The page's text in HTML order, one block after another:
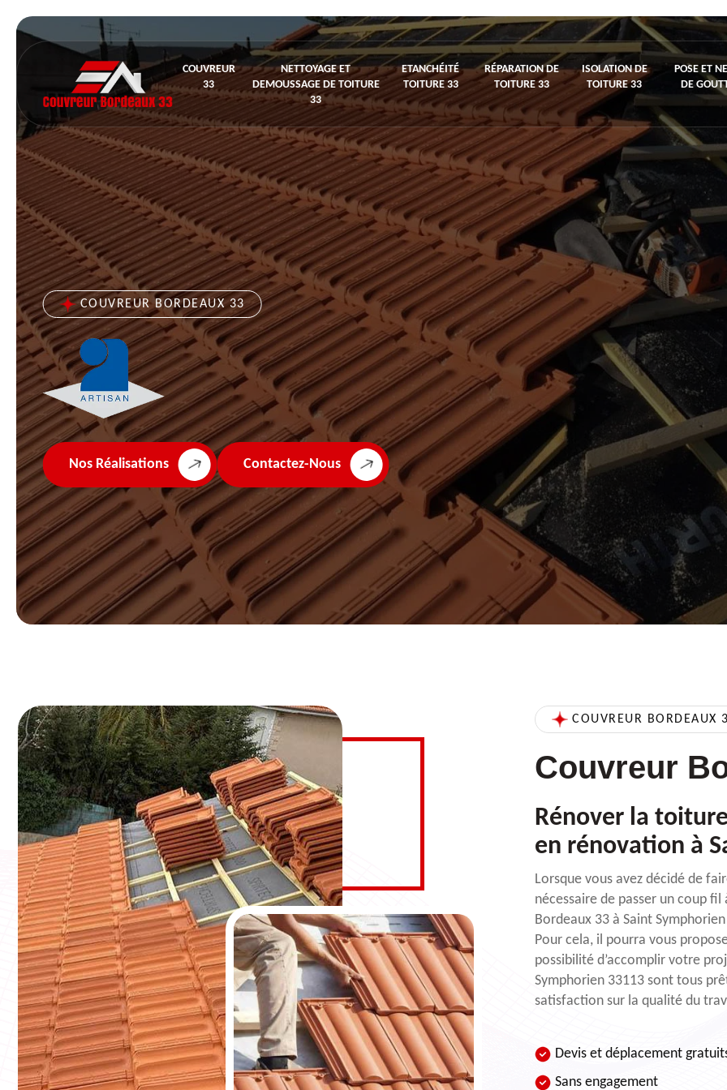
COUVREUR
33
NETTOYAGE ET
DEMOUSSAGE DE TOITURE
33
ETANCHÉITÉ
TOITURE 33
RÉPARATION DE
TOITURE 33
ISOLATION DE
TOITURE 33
POSE ET
DE
COUVREUR BORDEAUX 33
Nos Réalisations Contactez-Nous
COUVREUR BORDEAUX
Couvreur
Rénover la
en rénovation à
Lorsque vous avez décidé de
nécessaire de passer un coup
Bordeaux 33 à Saint
Pour cela, il pourra vous
possibilité d’accomplir votre
Symphorien 33113 sont tous
satisfaction sur la qualité du
Devis et déplacement
Sans engagement